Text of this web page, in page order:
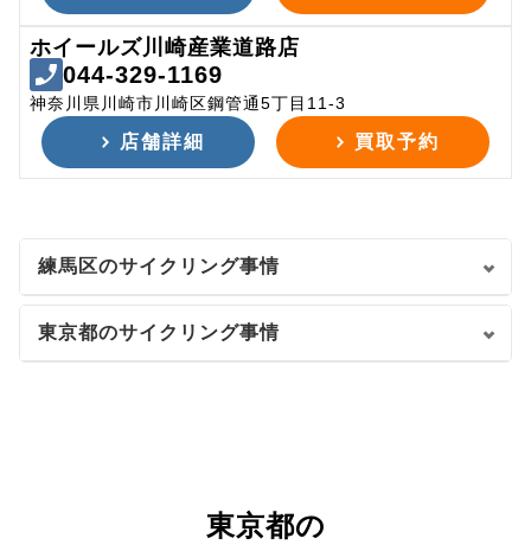
ホイールズ川崎産業道路店
044-329-1169
神奈川県川崎市川崎区鋼管通5丁目11-3
店舗詳細 買取予約
練馬区のサイクリング事情
東京都のサイクリング事情
東京都の